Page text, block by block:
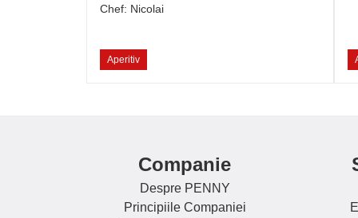
Chef: Nicolai
Aperitiv
Companie
Despre PENNY
Principiile Companiei